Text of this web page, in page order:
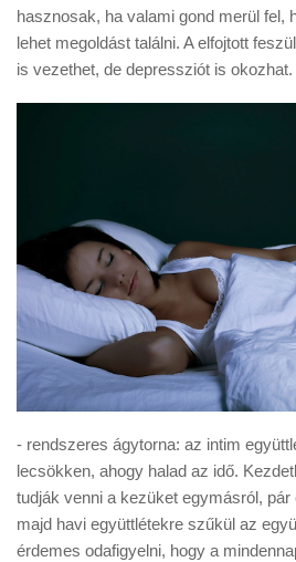
hasznosak, ha valami gond merül fel,
lehet megoldást találni. A elfojtott
is vezethet, de depressziót is okozhat.
- rendszeres ágytorna: az intim
lecsökken, ahogy halad az idő.
tudják venni a kezüket egymásról,
majd havi együttlétekre szűkül az
érdemes odafigyelni, hogy a